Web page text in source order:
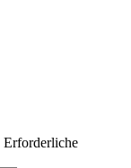
Erforderliche